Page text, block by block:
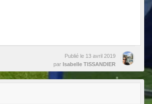
Publié le 13 avril 2019
par Isabelle TISSANDIER